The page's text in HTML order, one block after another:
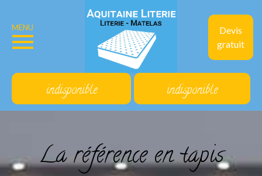
Devis
gratuit
MENU
indisponible indisponible
La référence en tapis